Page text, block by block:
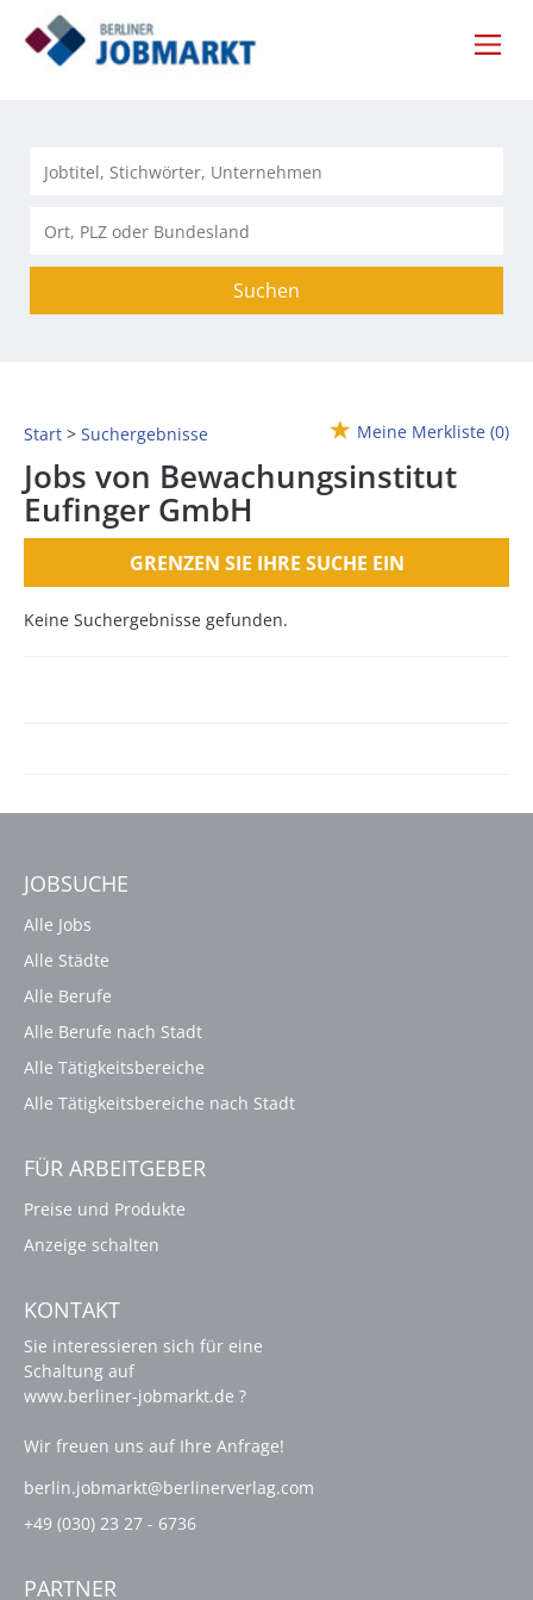
Suchen
Start Suchergebnisse Meine Merkliste (0)
Jobs von Bewachungsinstitut
Eufinger GmbH
GRENZEN SIE IHRE SUCHE EIN
Keine Suchergebnisse gefunden.
JOBSUCHE
Alle Jobs
Alle Städte
Alle Berufe
Alle Berufe nach Stadt
Alle Tätigkeitsbereiche
Alle Tätigkeitsbereiche nach Stadt
FÜR ARBEITGEBER
Preise und Produkte
Anzeige schalten
KONTAKT
Sie interessieren sich für eine
Schaltung auf
www.berliner-jobmarkt.de ?
Wir freuen uns auf Ihre Anfrage!
berlin.jobmarkt@berlinerverlag.com
+49 (030) 23 27 - 6736
PARTNER